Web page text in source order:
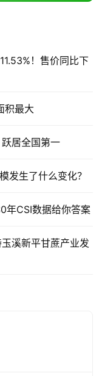
！售价同比下
积最大
居全国第一
发生了什么变化？
年CSI数据给你答案
溪新平甘蔗产业发